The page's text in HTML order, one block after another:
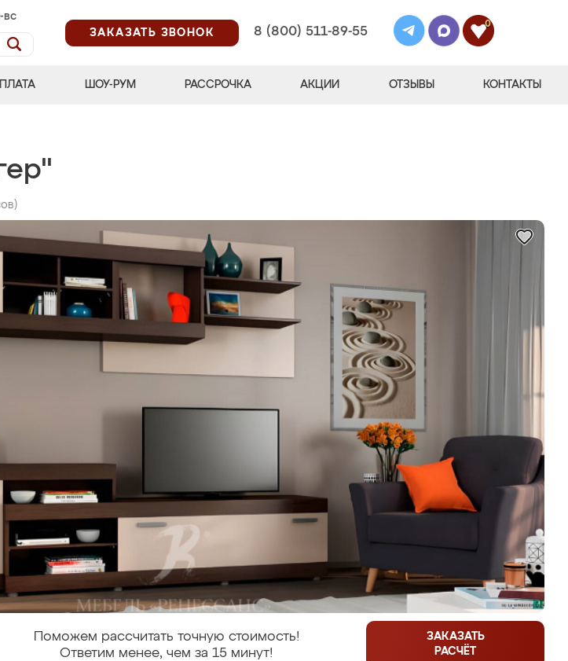
вс
ЗАКАЗАТЬ ЗВОНОК
8 (800) 511-89-55
0
ШОУ-РУМ РАССРОЧКА АКЦИИ ОТЗЫВЫ КОНТАКТЫ
Поможем рассчитать точную стоимость!
Ответим менее, чем за 15 минут!
ЗАКАЗАТЬ
РАСЧЁТ